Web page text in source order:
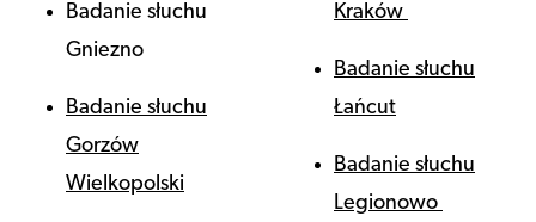
Badanie słuchu
Gniezno
Badanie słuchu
Gorzów
Wielkopolski
Kraków
Badanie słuchu
Łańcut
Badanie słuchu
Legionowo